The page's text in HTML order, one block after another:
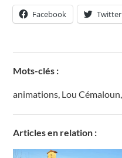
Facebook Twitter
Mots-clés :
animations Lou Cémaloun
Articles en relation :